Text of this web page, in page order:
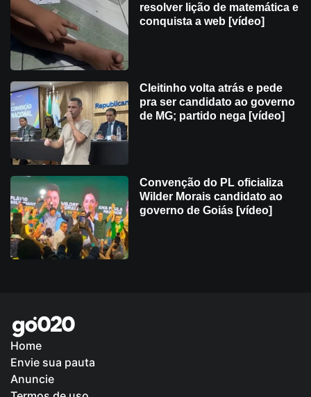
resolver lição de matemática e
conquista a web [vídeo]
Cleitinho volta atrás e pede
pra ser candidato ao governo
de MG; partido nega [vídeo]
Convenção do PL oficializa
Wilder Morais candidato ao
governo de Goiás [vídeo]
Home
Envie sua pauta
Anuncie